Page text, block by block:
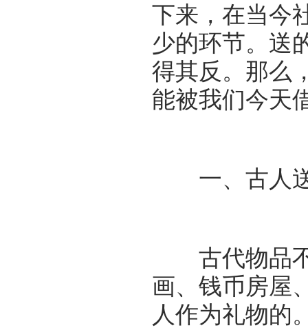
下来，在当今
少的环节。送
得其反。那么
能被我们今天
一、古人送
古代物品不
画、钱币房屋
人作为礼物的